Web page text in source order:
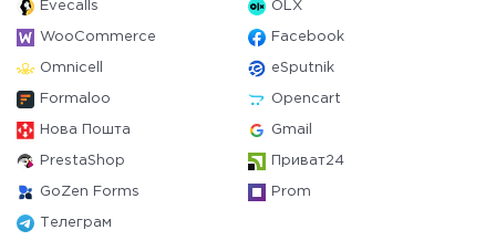
Evecalls OLX
WooCommerce Facebook
Omnicell eSputnik
Formaloo Opencart
Нова Пошта Gmail
PrestaShop Приват24
GoZen Forms Prom
Телеграм